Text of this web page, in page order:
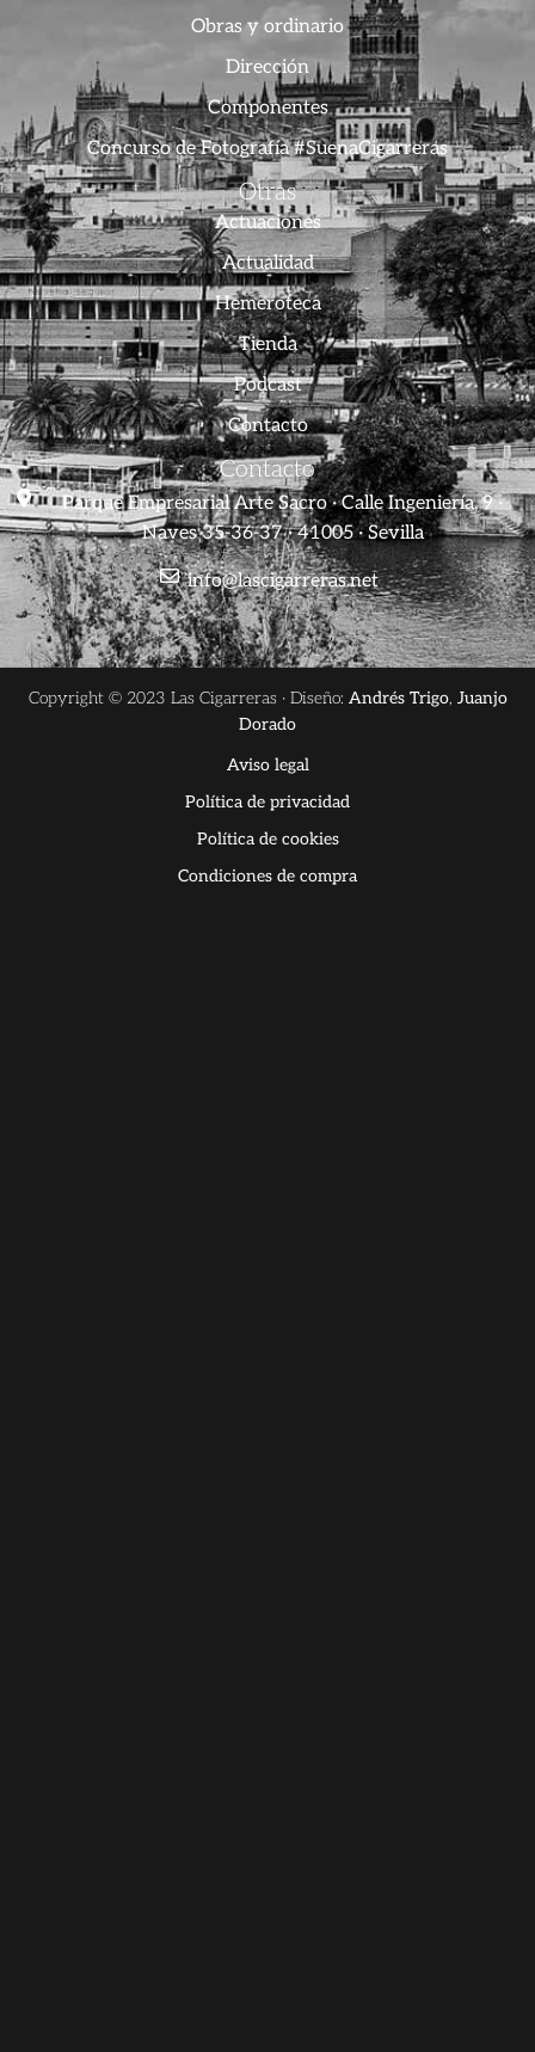
Obras y ordinario
Dirección
Componentes
Concurso de Fotografía #SuenaCigarreras
Otras
Actuaciones
Actualidad
Hemeroteca
Tienda
Podcast
Contacto
Contacto
Parque Empresarial Arte Sacro · Calle Ingeniería, 9 ·
Naves 35-36-37 · 41005 · Sevilla
info@lascigarreras.net
Copyright © 2023 Las Cigarreras · Diseño: Andrés Trigo, Juanjo
Dorado
Aviso legal
Política de privacidad
Política de cookies
Condiciones de compra